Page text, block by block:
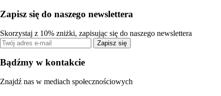
Zapisz się do naszego newslettera
Skorzystaj z 10% zniżki, zapisując się do naszego newslettera
Zapisz się
Bądźmy w kontakcie
Znajdź nas w mediach społecznościowych